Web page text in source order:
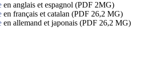
en anglais et espagnol (PDF 2MG)
en français et catalan (PDF 26,2 MG)
en allemand et japonais (PDF 26,2 MG)